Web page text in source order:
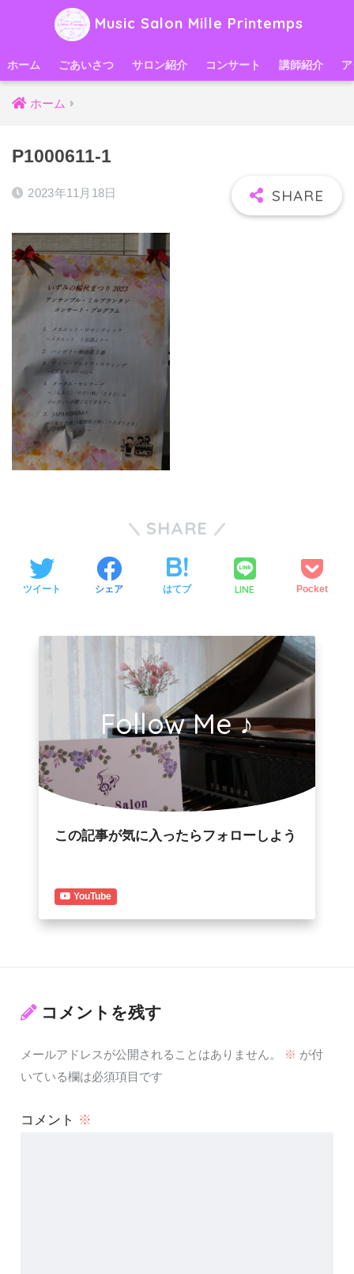
Music Salon Mille Printemps
ホーム ごあいさつ サロン紹介 コンサート 講師紹介
ホーム
P1000611-1
2023年11月18日
SHARE
ツイート シェア はてブ LINE Pocket
Follow Me ♪
この記事が気に入ったらフォローしよう
YouTube
コメントを残す
メールアドレスが公開されることはありません。 ※ が付
いている欄は必須項目です
コメント ※